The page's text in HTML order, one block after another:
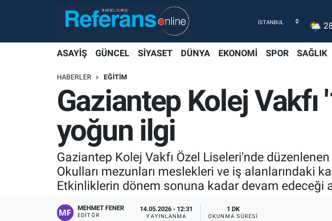
ASAYİŞ GÜNCEL SİYASET DÜNYA EKONOMİ SPOR SAĞLIK
HABERLER EĞİTİM
Gaziantep Kolej
yoğun ilgi
Gaziantep Kolej Vakfı Özel Liseleri'nde
Okulları mezunları meslekleri ve iş alanlarındaki
Etkinliklerin dönem sonuna kadar devam edeceği
MEHMET FENER
EDITÖR
14.05.2026 - 12:31
YAYINLANMA
1 DK
OKUNMA SÜRESI